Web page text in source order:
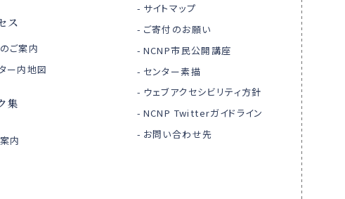
ス
ご案内
ー内地図
集
内
サイトマップ
ご寄付のお願い
NCNP市民公開講座
センター素描
ウェブアクセシビリティ方針
NCNP Twitterガイドライン
お問い合わせ先